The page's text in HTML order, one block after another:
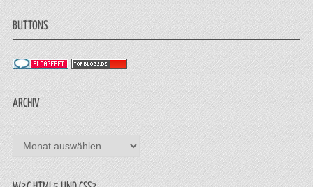
BUTTONS
ARCHIV
Archiv